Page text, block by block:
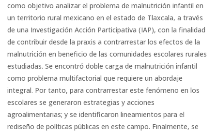
como objetivo analizar el problema de malnutrición infantil en
un territorio rural mexicano en el estado de Tlaxcala, a través
de una Investigación Acción Participativa (IAP), con la finalidad
de contribuir desde la praxis a contrarrestar los efectos de la
malnutrición en beneficio de las comunidades escolares rurales
estudiadas. Se encontró doble carga de malnutrición infantil
como problema multifactorial que requiere un abordaje
integral. Por tanto, para contrarrestar este fenómeno en los
escolares se generaron estrategias y acciones
agroalimentarias; y se identificaron lineamientos para el
rediseño de políticas públicas en este campo. Finalmente, se